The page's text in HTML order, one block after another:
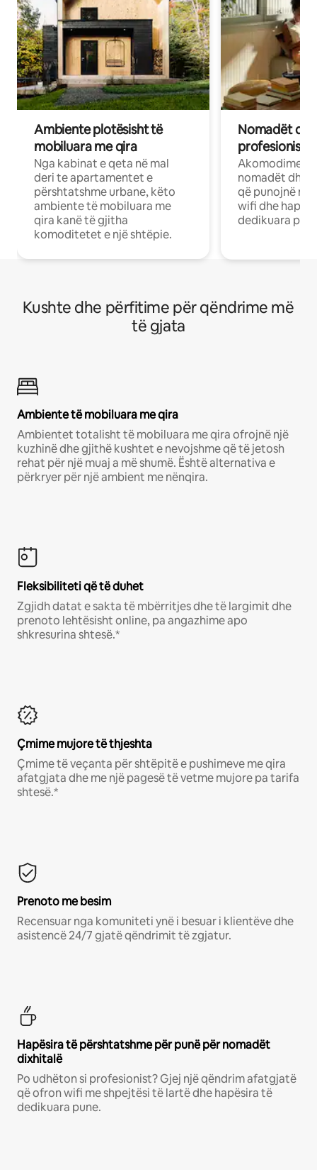
Ambiente plotësisht të
mobiluara me qira
Nga kabinat e qeta në mal
deri te apartamentet e
përshtatshme urbane, këto
ambiente të mobiluara me
qira kanë të gjitha
komoditetet e një shtëpie.
Nomadët
Akomodime
nomadët dhe
që punojnë në
wifi dhe
dedikuara
Kushte dhe përfitime për qëndrime më
të gjata
Ambiente të mobiluara me qira
Ambientet totalisht të mobiluara me qira ofrojnë një
kuzhinë dhe gjithë kushtet e nevojshme që të jetosh
rehat për një muaj a më shumë. Është alternativa e
përkryer për një ambient me nënqira.
Fleksibiliteti që të duhet
Zgjidh datat e sakta të mbërritjes dhe të largimit dhe
prenoto lehtësisht online, pa angazhime apo
shkresurina shtesë.*
Çmime mujore të thjeshta
Çmime të veçanta për shtëpitë e pushimeve me qira
afatgjata dhe me një pagesë të vetme mujore pa tarifa
shtesë.*
Prenoto me besim
Recensuar nga komuniteti ynë i besuar i klientëve dhe
asistencë 24/7 gjatë qëndrimit të zgjatur.
Hapësira të përshtatshme për punë për nomadët
dixhitalë
Po udhëton si profesionist? Gjej një qëndrim afatgjatë
që ofron wifi me shpejtësi të lartë dhe hapësira të
dedikuara pune.